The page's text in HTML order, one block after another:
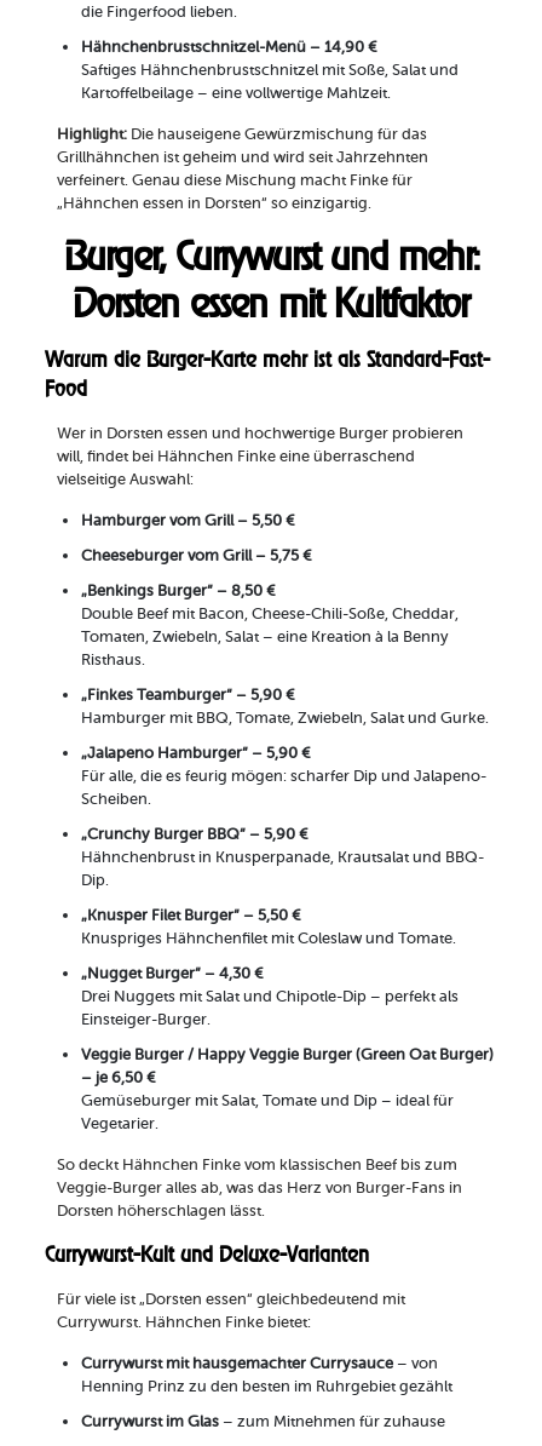
die Fingerfood lieben.
Hähnchenbrustschnitzel-Menü – 14,90 €
Saftiges Hähnchenbrustschnitzel mit Soße, Salat und
Kartoffelbeilage – eine vollwertige Mahlzeit.
Highlight:Die hauseigene Gewürzmischung für das
Grillhähnchen ist geheim und wird seit Jahrzehnten
verfeinert. Genau diese Mischung macht Finke für
„Hähnchen essen in Dorsten“ so einzigartig.
Burger, Currywurst und mehr:
Dorsten essen mit Kultfaktor
Warum die Burger-Karte mehr ist als Standard-Fast-
Food
Wer in Dorsten essen und hochwertige Burger probieren
will, findet bei Hähnchen Finke eine überraschend
vielseitige Auswahl:
Hamburger vom Grill – 5,50 €
Cheeseburger vom Grill – 5,75 €
„Benkings Burger“ – 8,50 €
Double Beef mit Bacon, Cheese-Chili-Soße, Cheddar,
Tomaten, Zwiebeln, Salat – eine Kreation à la Benny
Risthaus.
„Finkes Teamburger“ – 5,90 €
Hamburger mit BBQ, Tomate, Zwiebeln, Salat und Gurke.
„Jalapeno Hamburger“ – 5,90 €
Für alle, die es feurig mögen: scharfer Dip und Jalapeno-
Scheiben.
„Crunchy Burger BBQ“ – 5,90 €
Hähnchenbrust in Knusperpanade, Krautsalat und BBQ-
Dip.
„Knusper Filet Burger“ – 5,50 €
Knuspriges Hähnchenfilet mit Coleslaw und Tomate.
„Nugget Burger“ – 4,30 €
Drei Nuggets mit Salat und Chipotle-Dip – perfekt als
Einsteiger-Burger.
Veggie Burger / Happy Veggie Burger (Green Oat Burger)
– je 6,50 €
Gemüseburger mit Salat, Tomate und Dip – ideal für
Vegetarier.
So deckt Hähnchen Finke vom klassischen Beef bis zum
Veggie-Burger alles ab, was das Herz von Burger-Fans in
Dorsten höherschlagen lässt.
Currywurst-Kult und Deluxe-Varianten
Für viele ist „Dorsten essen“ gleichbedeutend mit
Currywurst. Hähnchen Finke bietet:
Currywurst mit hausgemachter Currysauce– von
Henning Prinz zu den besten im Ruhrgebiet gezählt
Currywurst im Glas– zum Mitnehmen für zuhause